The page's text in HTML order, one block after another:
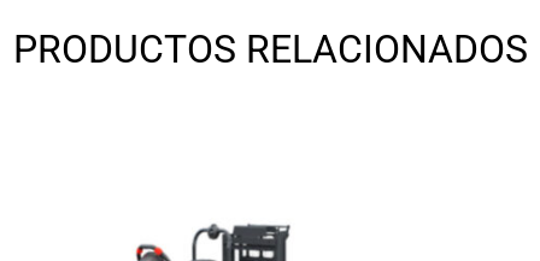
PRODUCTOS RELACIONADOS